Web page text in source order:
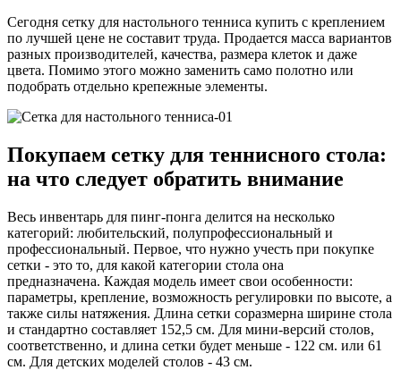
Сегодня сетку для настольного тенниса купить с креплением
по лучшей цене не составит труда. Продается масса вариантов
разных производителей, качества, размера клеток и даже
цвета. Помимо этого можно заменить само полотно или
подобрать отдельно крепежные элементы.
Покупаем сетку для теннисного стола:
на что следует обратить внимание
Весь инвентарь для пинг-понга делится на несколько
категорий: любительский, полупрофессиональный и
профессиональный. Первое, что нужно учесть при покупке
сетки - это то, для какой категории стола она
предназначена. Каждая модель имеет свои особенности:
параметры, крепление, возможность регулировки по высоте, а
также силы натяжения. Длина сетки соразмерна ширине стола
и стандартно составляет 152,5 см. Для мини-версий столов,
соответственно, и длина сетки будет меньше - 122 см. или 61
см. Для детских моделей столов - 43 см.